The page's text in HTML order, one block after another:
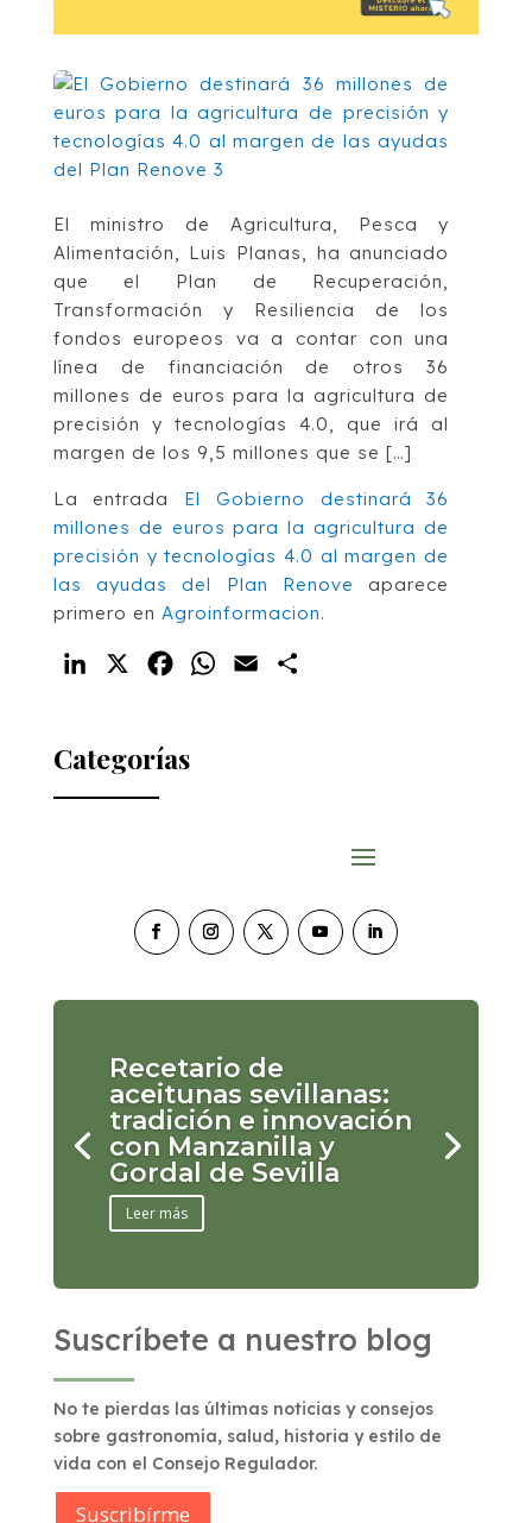
El ministro de Agricultura, Pesca y
Alimentación, Luis Planas, ha anunciado
que el Plan de Recuperación,
Transformación y Resiliencia de los
fondos europeos va a contar con una
línea de financiación de otros 36
millones de euros para la agricultura de
precisión y tecnologías 4.0, que irá al
margen de los 9,5 millones que se […]
La entrada El Gobierno destinará 36
millones de euros para la agricultura de
precisión y tecnologías 4.0 al margen de
las ayudas del Plan Renove
aparece
primero en Agroinformacion.
LinkedIn FacebookWhatsApp
Email
Categorías
Recetario de
aceitunas sevillanas:
tradición e innovación
con Manzanilla y
Gordal de Sevilla
Leer más
Suscríbete a nuestro blog
No te pierdas las últimas noticias y consejos
sobre gastronomía, salud, historia y estilo de
vida con el Consejo Regulador.
Suscribírme